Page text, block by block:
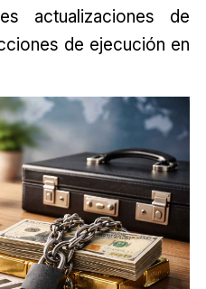
actualizaciones de
de ejecución en